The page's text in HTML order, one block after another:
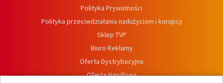
Polityka Prywatności
Polityka przeciwdziałania nadużyciom i korupcji
Sklep TVP
Biuro Reklamy
Oferta Dystrybucyjna
Oferta Handlowa